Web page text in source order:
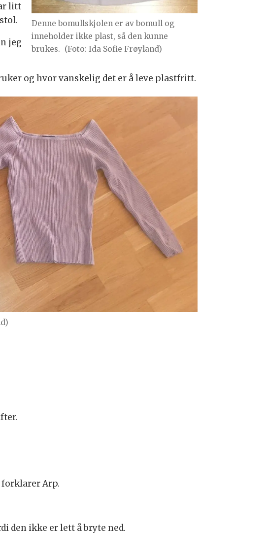
Denne bomullskjolen er av bomull og
inneholder ikke plast, så den kunne
brukes. (Foto: Ida Sofie Frøyland)
litt
jeg
og hvor vanskelig det er å leve plastfritt.
Arp.
den ikke er lett å bryte ned.